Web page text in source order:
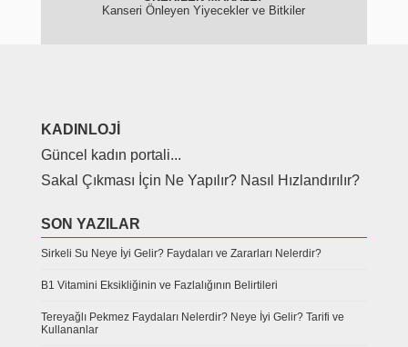
Kanseri Önleyen Yiyecekler ve Bitkiler
KADINLOJI
Güncel kadın portali...
Sakal Çıkması İçin Ne Yapılır? Nasıl Hızlandırılır?
SON YAZILAR
Sirkeli Su Neye İyi Gelir? Faydaları ve Zararları Nelerdir?
B1 Vitamini Eksikliğinin ve Fazlalığının Belirtileri
Tereyağlı Pekmez Faydaları Nelerdir? Neye İyi Gelir? Tarifi ve
Kullananlar